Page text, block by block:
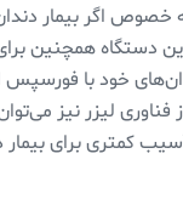
اگر بیمار
دستگاه همچنین برای
خود با فورسپس
فناوری لیزر نیز
کمتری برای بیمار